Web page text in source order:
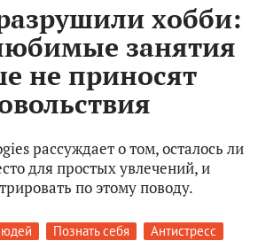
хобби:
занятия
не приносят
рассуждает о том, осталось ли
для простых увлечений, и
по этому поводу.
Познать себя Антистресс